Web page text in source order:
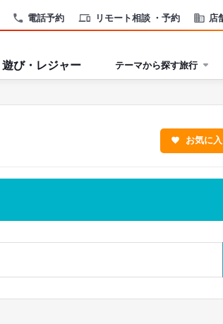
電話予約 リモート相談 ・予約 店
遊び・レジャー テーマから探す旅行
お気に入